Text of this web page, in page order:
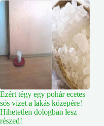
Ezért tégy egy pohár ecetes
sós vizet a lakás közepére!
Hihetetlen dologban lesz
részed!